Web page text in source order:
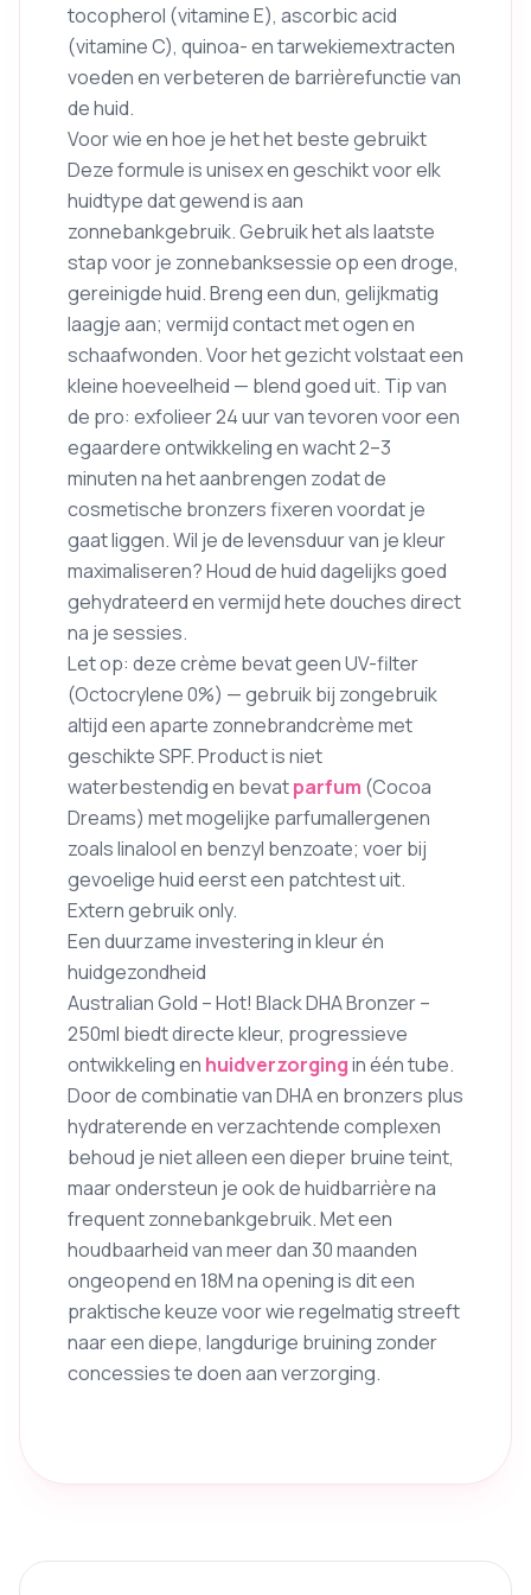
tocopherol (vitamine E), ascorbic acid
(vitamine C), quinoa- en tarwekiemextracten
voeden en verbeteren de barrièrefunctie van
de huid.
Voor wie en hoe je het het beste gebruikt
Deze formule is unisex en geschikt voor elk
huidtype dat gewend is aan
zonnebankgebruik. Gebruik het als laatste
stap voor je zonnebanksessie op een droge,
gereinigde huid. Breng een dun, gelijkmatig
laagje aan; vermijd contact met ogen en
schaafwonden. Voor het gezicht volstaat een
kleine hoeveelheid — blend goed uit. Tip van
de pro: exfolieer 24 uur van tevoren voor een
egaardere ontwikkeling en wacht 2–3
minuten na het aanbrengen zodat de
cosmetische bronzers fixeren voordat je
gaat liggen. Wil je de levensduur van je kleur
maximaliseren? Houd de huid dagelijks goed
gehydrateerd en vermijd hete douches direct
na je sessies.
Let op: deze crème bevat geen UV-filter
(Octocrylene 0%) — gebruik bij zongebruik
altijd een aparte zonnebrandcrème met
geschikte SPF. Product is niet
waterbestendig en bevatparfum (Cocoa
Dreams) met mogelijke parfumallergenen
zoals linalool en benzyl benzoate; voer bij
gevoelige huid eerst een patchtest uit.
Extern gebruik only.
Een duurzame investering in kleur én
huidgezondheid
Australian Gold – Hot! Black DHA Bronzer –
250ml biedt directe kleur, progressieve
ontwikkeling en huidverzorgingin één tube.
Door de combinatie van DHA en bronzers plus
hydraterende en verzachtende complexen
behoud je niet alleen een dieper bruine teint,
maar ondersteun je ook de huidbarrière na
frequent zonnebankgebruik. Met een
houdbaarheid van meer dan 30 maanden
ongeopend en 18M na opening is dit een
praktische keuze voor wie regelmatig streeft
naar een diepe, langdurige bruining zonder
concessies te doen aan verzorging.